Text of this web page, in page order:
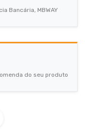
Bancária, MBWAY
do seu produto